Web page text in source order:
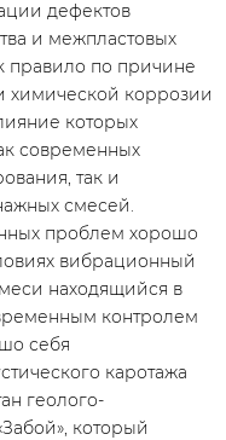
дефектов
и межпластовых
правило по причине
химической коррозии
которых
современных
так и
смесей.
проблем хорошо
вибрационный
находящийся в
контролем
себя
каротажа
геолого-
который